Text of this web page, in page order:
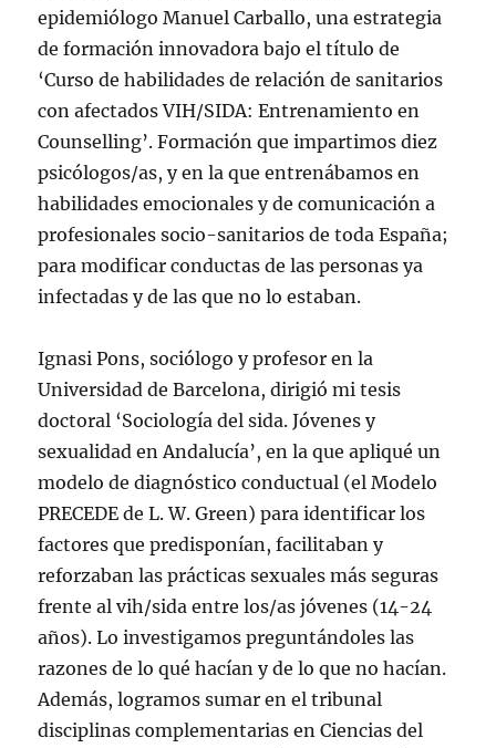
epidemiólogo Manuel Carballo, una estrategia
de formación innovadora bajo el título de
‘Curso de habilidades de relación de sanitarios
con afectados VIH/SIDA: Entrenamiento en
Counselling’. Formación que impartimos diez
psicólogos/as, y en la que entrenábamos en
habilidades emocionales y de comunicación a
profesionales socio-sanitarios de toda España;
para modificar conductas de las personas ya
infectadas y de las que no lo estaban.
Ignasi Pons, sociólogo y profesor en la
Universidad de Barcelona, dirigió mi tesis
doctoral ‘Sociología del sida. Jóvenes y
sexualidad en Andalucía’, en la que apliqué un
modelo de diagnóstico conductual (el Modelo
PRECEDE de L. W. Green) para identificar los
factores que predisponían, facilitaban y
reforzaban las prácticas sexuales más seguras
frente al vih/sida entre los/as jóvenes (14-24
años). Lo investigamos preguntándoles las
razones de lo qué hacían y de lo que no hacían.
Además, logramos sumar en el tribunal
disciplinas complementarias en Ciencias del